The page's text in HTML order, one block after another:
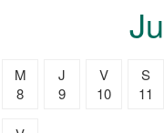
M
8
J
9
V
10
S
11